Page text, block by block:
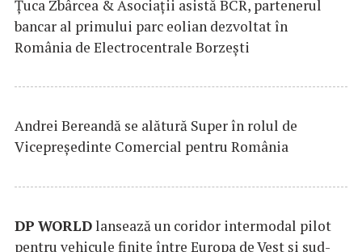
Țuca Zbârcea & Asociații asistă BCR, partenerul
bancar al primului parc eolian dezvoltat în
România de Electrocentrale Borzești
Andrei Bereandă se alătură Super în rolul de
Vicepreședinte Comercial pentru România
DP WORLDlansează un coridor intermodal pilot
pentru vehicule finite între Europa de Vest și sud-